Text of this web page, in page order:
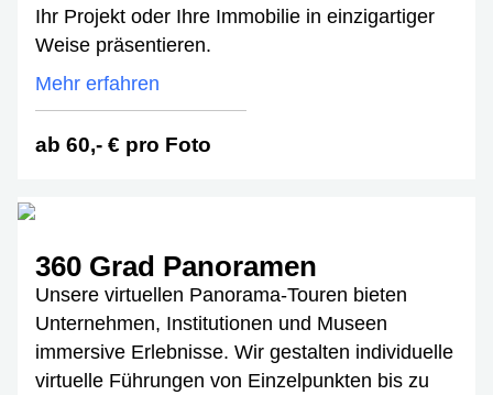
Ihr Projekt oder Ihre Immobilie in einzigartiger
Weise präsentieren.
Mehr erfahren
ab 60,- € pro Foto
360 Grad Panoramen
Unsere virtuellen Panorama-Touren bieten
Unternehmen, Institutionen und Museen
immersive Erlebnisse. Wir gestalten individuelle
virtuelle Führungen von Einzelpunkten bis zu